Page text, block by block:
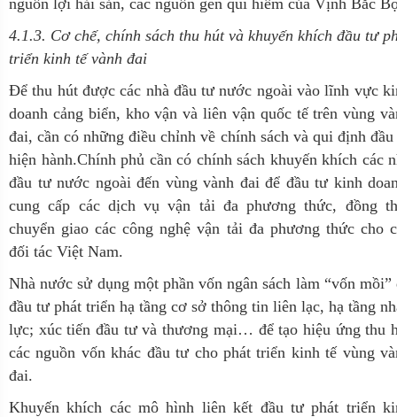
4.1.3. Cơ chế, chính sách thu hút và khuyến khích đầu tư
triển kinh tế vành đai
Để thu hút được các nhà đầu tư nước ngoài vào lĩnh vực
doanh cảng biển, kho vận và liên vận quốc tế trên vùng
đai, cần có những điều chỉnh về chính sách và qui định
hiện hành.Chính phủ cần có chính sách khuyến khích các
đầu tư nước ngoài đến vùng vành đai để đầu tư kinh
cung cấp các dịch vụ vận tải đa phương thức, đồng
chuyển giao các công nghệ vận tải đa phương thức cho
đối tác Việt Nam.
Nhà nước sử dụng một phần vốn ngân sách làm “vốn mồi”
đầu tư phát triển hạ tầng cơ sở thông tin liên lạc, hạ tầng
lực; xúc tiến đầu tư và thương mại… để tạo hiệu ứng thu
các nguồn vốn khác đầu tư cho phát triển kinh tế vùng
đai.
Khuyến khích các mô hình liên kết đầu tư phát triển